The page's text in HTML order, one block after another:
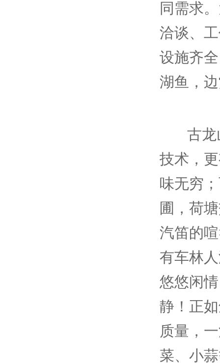
同需求
洽谈、
设施齐
湖鱼，
古龙山
技术，
味无穷
圃，荷
汽笛的
有车林
悠悠闲
静！正
质量，
菜、小